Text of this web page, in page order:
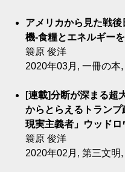
アメリカから見た戦
機-食糧とエネルギー
簑原 俊洋
2020年03月, 一冊の本
[連載]分断が深まる超
からとらえるトラン
現実主義者」ウッド
簑原 俊洋
2020年02月, 第三文明